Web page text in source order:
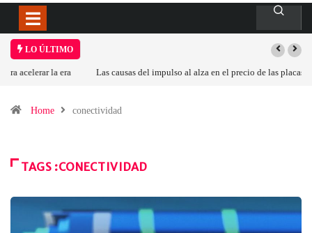
LO ÚLTIMO
Las causas del impulso al alza en el precio de las placas base
Home conectividad
TAGS :CONECTIVIDAD